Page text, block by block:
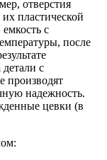
отверстия
пластической
с
после
с
производят
надежность.
цевки (в